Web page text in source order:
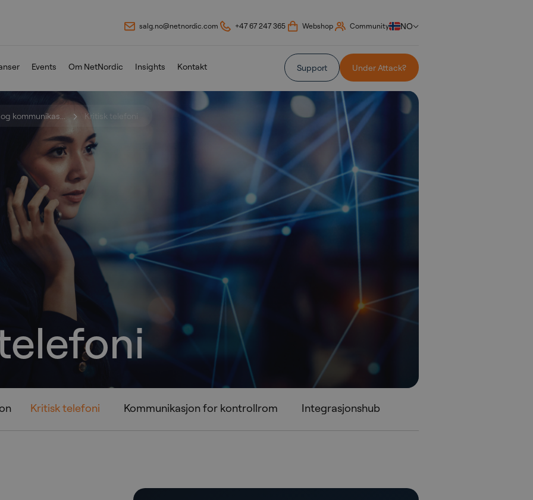
salg.no@netnordic.com +47 67 247 365 Webshop Community NO
Events Om NetNordic Insights Kontakt Support Under Attack?
kommunikas... Kritisk telefoni
Kritisk telefoni Kommunikasjon for kontrollrom Integrasjonshub